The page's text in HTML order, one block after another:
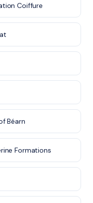
Coiffure
Béarn
Formations